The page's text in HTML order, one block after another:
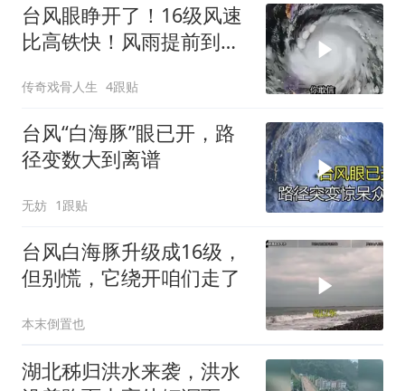
台风眼睁开了！16级风速
比高铁快！风雨提前到，
传奇戏骨人生 4跟贴
台风“白海豚”眼已开，路
径变数大到离谱
无妨 1跟贴
台风白海豚升级成16级，
但别慌，它绕开咱们走了
本末倒置也
湖北秭归洪水来袭，洪水